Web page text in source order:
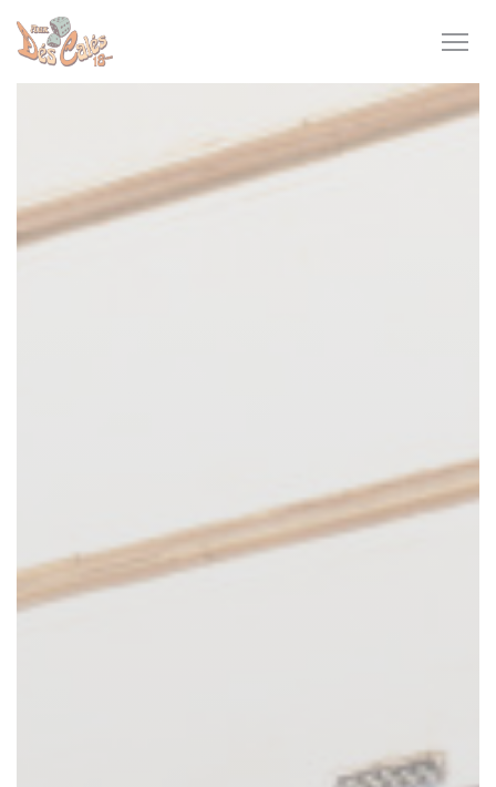
Πίνακας διαχείρισης "Μπισκότων" (Cookies)